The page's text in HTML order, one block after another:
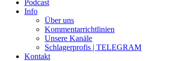
Podcast
Info
Über uns
Kommentarrichtlinien
Unsere Kanäle
Schlagerprofis | TELEGRAM
Kontakt